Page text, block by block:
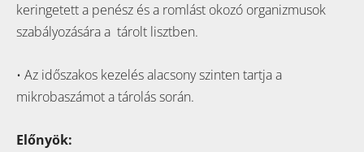
keringetett a penész és a romlást okozó organizmusok
szabályozására a tárolt lisztben.
• Az időszakos kezelés alacsony szinten tartja a
mikrobaszámot a tárolás során.
Előnyök: